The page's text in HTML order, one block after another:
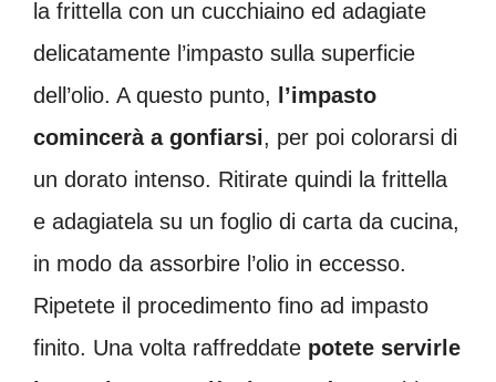
la frittella con un cucchiaino ed adagiate
delicatamente l’impasto sulla superficie
dell’olio. A questo punto, l’impasto
comincerà a gonfiarsi, per poi colorarsi di
un dorato intenso. Ritirate quindi la frittella
e adagiatela su un foglio di carta da cucina,
in modo da assorbire l’olio in eccesso.
Ripetete il procedimento fino ad impasto
finito. Una volta raffreddate potete servirle